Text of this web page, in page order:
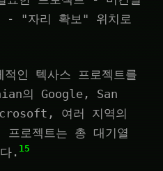
- "자리 확보" 위치로
적인 텍사스 프로젝트를
의 Google, San
여러 지역의
프로젝트는 총 대기열
. 15